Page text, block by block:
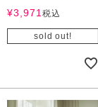
¥3,971 税込
sold out!